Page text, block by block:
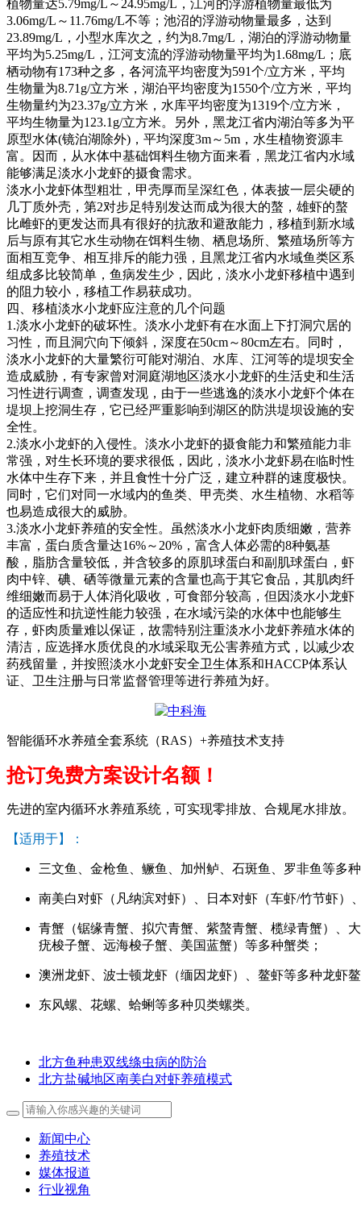
植物量达5.79mg/L ～ 24.95mg/L ，江河的浮游植物量最低为
3.06mg/L ～ 11.76mg/L不等；池沼的浮游动物量最多，达到
23.89mg/L ，小型水库次之，约为8.7mg/L ，湖泊的浮游动物量
平均为5.25mg/L ，江河支流的浮游动物量平均为1.68mg/L ；底
栖动物有173种之多，各河流平均密度为591个/立方米，平均
生物量为8.71g/立方米，湖泊平均密度为1550个/立方米，平均
生物量约为23.37g/立方米，水库平均密度为1319个/立方米，
平均生物量为123.1g/立方米。另外，黑龙江省内湖泊等多为平
原型水体(镜泊湖除外) ，平均深度3m～ 5m ，水生植物资源丰
富。因而，从水体中基础饵料生物方面来看，黑龙江省内水域
能够满足淡水小龙虾的摄食需求。
淡水小龙虾体型粗壮，甲壳厚而呈深红色，体表披一层尖硬的
几丁质外壳，第2对步足特别发达而成为很大的螯，雄虾的螯
比雌虾的更发达而具有很好的抗敌和避敌能力，移植到新水域
后与原有其它水生动物在饵料生物、栖息场所、繁殖场所等方
面相互竞争、相互排斥的能力强，且黑龙江省内水域鱼类区系
组成多比较简单，鱼病发生少，因此，淡水小龙虾移植中遇到
的阻力较小，移植工作易获成功。
四、移植淡水小龙虾应注意的几个问题
1.淡水小龙虾的破坏性。淡水小龙虾有在水面上下打洞穴居的
习性，而且洞穴向下倾斜，深度在50cm～80cm左右。同时，
淡水小龙虾的大量繁衍可能对湖泊、水库、江河等的堤坝安全
造成威胁，有专家曾对洞庭湖地区淡水小龙虾的生活史和生活
习性进行调查，调查发现，由于一些逃逸的淡水小龙虾个体在
堤坝上挖洞生存，它已经严重影响到湖区的防洪堤坝设施的安
全性。
2.淡水小龙虾的入侵性。淡水小龙虾的摄食能力和繁殖能力非
常强，对生长环境的要求很低，因此，淡水小龙虾易在临时性
水体中生存下来，并且食性十分广泛，建立种群的速度极快。
同时，它们对同一水域内的鱼类、甲壳类、水生植物、水稻等
也易造成很大的威胁。
3.淡水小龙虾养殖的安全性。虽然淡水小龙虾肉质细嫩，营养
丰富，蛋白质含量达16%～ 20% ，富含人体必需的8种氨基
酸，脂肪含量较低，并含较多的原肌球蛋白和副肌球蛋白，虾
肉中锌、碘、硒等微量元素的含量也高于其它食品，其肌肉纤
维细嫩而易于人体消化吸收，可食部分较高，但因淡水小龙虾
的适应性和抗逆性能力较强，在水域污染的水体中也能够生
存，虾肉质量难以保证，故需特别注重淡水小龙虾养殖水体的
清洁，应选择水质优良的水域采取无公害养殖方式，以减少农
药残留量，并按照淡水小龙虾安全卫生体系和HACCP体系认
证、卫生注册与日常监督管理等进行养殖为好。
智能循环水养殖全套系统（RAS）+养殖技术支持
抢订免费方案设计名额！
先进的室内循环水养殖系统，可实现零排放、合规尾水排放。
【适用于】：
三文鱼、金枪鱼、鳜鱼、加州鲈、石斑鱼、罗非鱼等多
南美白对虾（凡纳滨对虾）、日本对虾（车虾/竹节虾）
青蟹（锯缘青蟹、拟穴青蟹、紫螯青蟹、榄绿青蟹）、
疣梭子蟹、远海梭子蟹、美国蓝蟹）等多种蟹类；
澳洲龙虾、波士顿龙虾（缅因龙虾）、鳌虾等多种龙虾
东风螺、花螺、蛤蜊等多种贝类螺类。
北方鱼种患双线绦虫病的防治
北方盐碱地区南美白对虾养殖模式
新闻中心
养殖技术
媒体报道
行业视角